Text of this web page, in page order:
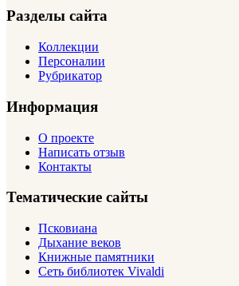
Разделы сайта
Коллекции
Персоналии
Рубрикатор
Информация
О проекте
Написать отзыв
Контакты
Тематические сайты
Псковиана
Дыхание веков
Книжные памятники
Сеть библиотек Vivaldi